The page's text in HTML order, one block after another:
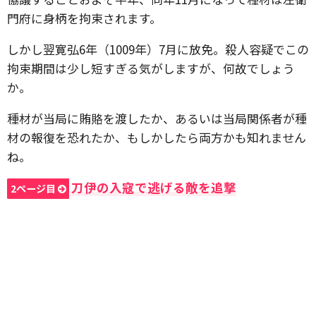
門府に身柄を拘束されます。
しかし翌寛弘6年（1009年）7月に放免。殺人容疑でこの
拘束期間は少し短すぎる気がしますが、何故でしょう
か。
種材が当局に賄賂を渡したか、あるいは当局関係者が種
材の報復を恐れたか、もしかしたら両方かも知れません
ね。
2ページ目 刀伊の入寇で逃げる敵を追撃